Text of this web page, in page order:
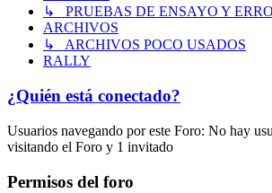
↳ PRUEBAS DE ENSAYO Y
ARCHIVOS
↳ ARCHIVOS POCO USADOS
RALLY
¿Quién está conectado?
Usuarios navegando por este Foro: No hay
visitando el Foro y 1 invitado
Permisos del foro